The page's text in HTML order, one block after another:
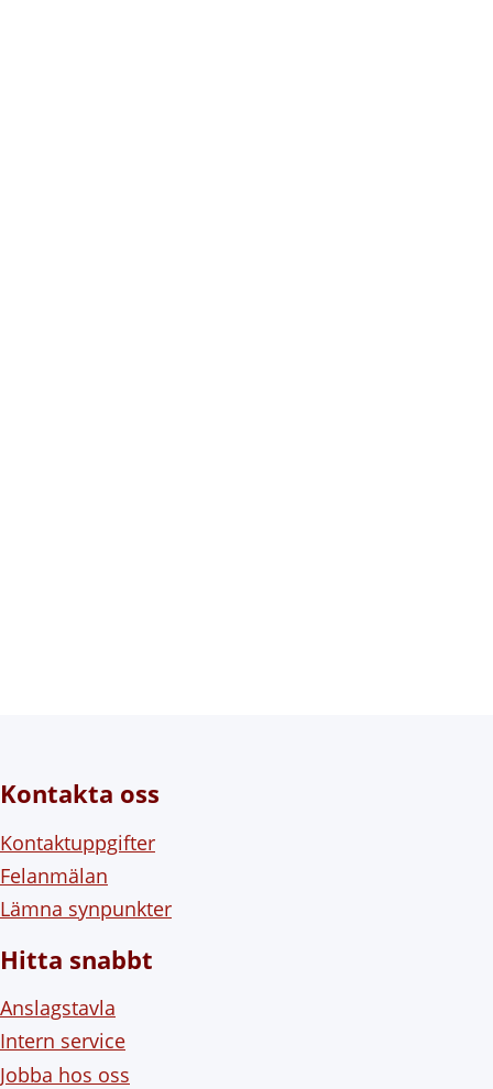
Kontakta oss
Kontaktuppgifter
Felanmälan
Lämna synpunkter
Hitta snabbt
Anslagstavla
Intern service
Jobba hos oss